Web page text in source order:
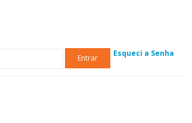
Entrar Esqueci a Senha